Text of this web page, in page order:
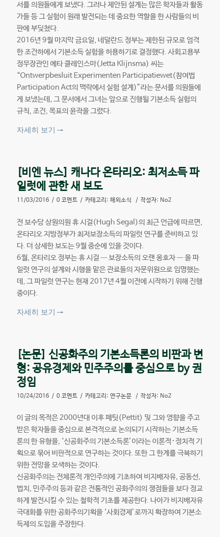
서를 의원들에게 보냈다. 그러나 제안된 설계는 많은 학자들과 활동
가들 등 그 실험이 원래 발전되는 데 중요한 역할을 한 사람들의 비
판에 부딪쳤다.
2016년 9월 마지막 금요일, 네덜란드 정부는 제한된 규모로 엄격
한 조건하에서 기본소득 실험을 허용하기로 결정했다. 사회고용부
정무장관인 예타 클레인스마(Jetta Klijnsma) 씨는
“Ontwerpbesluit Experimenten Participatiewet(참여법
Participation Act의 맥락에서 실험 설계)”라는 문서를 의원들에
게 보냈는데, 그 문서에서 그녀는 앞으로 진행될 기본소득 실험의
규칙, 조건, 목표의 윤곽을 그렸다.
자세히 보기 →
[비엔 뉴스] 캐나다 온타리오: 최저소득 파
일럿에 관한 새 보도
11/03/2016 / 0 코멘트 / 카테고리: 해외소식 / 작성자: No2
전 보수당 상원의원 휴 시걸(Hugh Segal)의 최근 언급에 따르면,
온타리오 지방정부가 최저보장소득의 파일럿 연구를 준비하고 있
다. 더 상세한 보도는 9월 중순에 있을 것이다.
6월, 온타리오 정부는 휴 시걸 — 보장소득의 오랜 옹호자 — 을 파
일럿 연구의 설계와 시행을 맡은 관료들의 자문위원으로 임명했는
데, 그 파일럿 연구는 현재 2017년 4월 이전에 시작하기 위해 진행
중이다.
자세히 보기 →
[논문] 신공화주의 기본소득론의 비판과 변
형: 공유경제와 민주주의를 중심으로 by 권
정임
10/24/2016 / 0 코멘트 / 카테고리: 연구논문 / 작성자: No2
이 글의 목적은 2000년대 이후 페팃(Pettit) 및 그와 영향을 주고
받은 학자들을 중심으로 본격적으로 논의되기 시작하는 기본소득
론의 한 유형을, ‘신공화주의 기본소득론’이라는 이론적･정치적 기
획으로 묶어 비판적으로 연구하는 것이다. 또한 그 한계를 극복하기
위한 전망을 모색하는 것이다.
신공화주의는 전체론적 개인주의에 기초하여 비지배자유, 공동선,
법치, 민주주의 등과 같은 전통적인 공화주의의 쟁점들을 보다 정교
하게 발전시킬 수 있는 철학적 기초를 제공한다. 나아가 비지배자유
극대화를 위한 공화주의기획을 ‘사회경제’로까지 확장하여 기본소
득제의 도입을 주장한다.